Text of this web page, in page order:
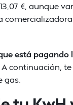
€, aunque
comercializadora
está pagando
. A continuación,
gas.